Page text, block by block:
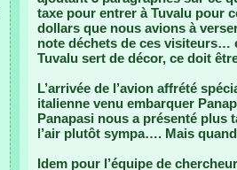
taxe pour entrer à Tuvalu pour
dollars que nous avions à
note déchets de ces visiteurs…
Tuvalu sert de décor, ce doit
L’arrivée de l’avion affrété
italienne venu embarquer
Panapasi nous a présenté plus
l’air plutôt sympa…. Mais
Idem pour l’équipe de